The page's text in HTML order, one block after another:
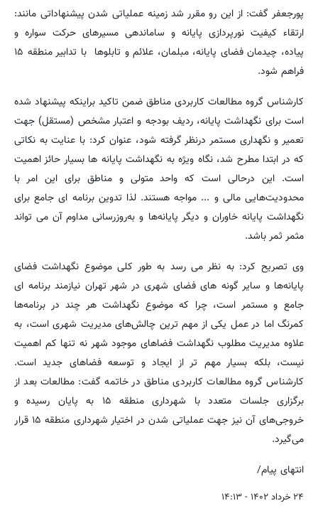
پورجعفر گفت: از این رو مقرر شد زمینه عملیاتی شدن پیشنهاداتی مانند:
ارتقاء کیفیت نورپردازی پایانه و ساماندهی مسیرهای حرکت سواره و
پیاده، چیدمان فضای پایانه، مبلمان، علائم و تابلوها با تدابیر منطقه ۱۵
فراهم شود.
کارشناس گروه مطالعات کاربردی مناطق ضمن تاکید براینکه پیشنهاد شده
است برای نگهداشت پایانه، ردیف بودجه و اعتبار مشخص (مستقل) جهت
تعمیر و نگهداری مستمر درنظر گرفته شود، عنوان کرد: با عنایت به نکاتی
که در ابتدا مطرح شد، نگاه ویژه به نگهداشت پایانه ها بسیار حائز اهمیت
است. این درحالی است که واحد متولی و مناطق برای این امر با
محدودیت‌هایی مالی و ... مواجه هستند. لذا تدوین برنامه ای جامع برای
نگهداشت پایانه خاوران و دیگر پایانه‌ها و به‌روزرسانی مداوم آن می تواند
مثمر ثمر باشد.
وی تصریح کرد: به نظر می رسد به طور کلی موضوع نگهداشت فضای
پایانه‌ها و سایر گونه های فضای شهری در شهر تهران نیازمند برنامه ای
جامع و مستمر است، چرا که موضوع نگهداشت هر چند در برنامه‌ها
کمرنگ اما در عمل یکی از مهم ترین چالش‌های مدیریت شهری است، به
علاوه مدیریت مطلوب نگهداشت فضاهای موجود شهر نه تنها کم اهمیت
نیست، بلکه بسیار مهم تر از ایجاد و توسعه فضاهای جدید است.
کارشناس گروه مطالعات کاربردی مناطق در خاتمه گفت: مطالعات بعد از
برگزاری جلسات متعدد با شهرداری منطقه ۱۵ به پایان رسیده و
خروجی‌های آن نیز جهت عملیاتی شدن در اختیار شهرداری منطقه ۱۵ قرار
می‌گیرد.
انتهای پیام/
۲۴ خرداد ۱۴۰۲ - ۱۴:۱۳